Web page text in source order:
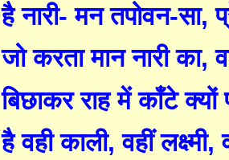
है नारी- मन तपोवन-सा,
जो करता मान नारी का,
बिछाकरराहमें काँटे
हैवही काली,वहीं लक्ष्मी,